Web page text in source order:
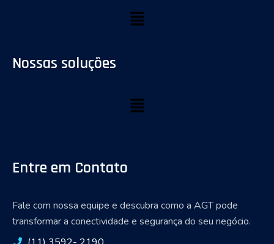
Nossas soluções
Entre em Contato
Fale com nossa equipe e descubra como a AGT pode
transformar a conectividade e segurança do seu negócio.